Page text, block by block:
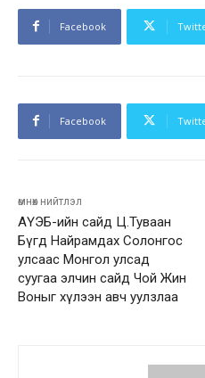
Facebook
Facebook
өмнөх нийтлэл
АҮЭБ-ийн сайд Ц.Туваан
Бүгд Найрамдах Солонгос
улсаас Монгол улсад
суугаа элчин сайд Чой Жин
Воныг хүлээн авч уулзлаа